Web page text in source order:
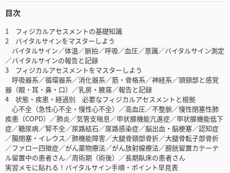
目次
1 フィジカルアセスメントの基礎知識
2 バイタルサインをマスターしよう
バイタルサイン／体温／脈拍／呼吸／血圧／意識／バイタルサイン測定
／バイタルサインの報告と記録
3 フィジカルアセスメントをマスターしよう
呼吸器系／循環器系／消化器系／筋・骨格系／神経系／頭頸部と感覚
器（眼・耳・鼻・口）／乳房・腋窩／報告と記録
4 状態・疾患・経過別 必要なフィジカルアセスメントと根拠
心不全（急性心不全・慢性心不全）／高血圧／不整脈／慢性閉塞性肺
疾患（COPD）／肺炎／気管支喘息／甲状腺機能亢進症／甲状腺機能低下
症／糖尿病／腎不全／尿路結石／尿路感染症／脳出血・脳梗塞／認知症
／腸閉塞・イレウス／肺機能障害／大腿骨頸部骨折／大腿骨転子部骨折
／ファロー四徴症／がん薬物療法／がん放射線療法／膀胱留置カテーテ
ル留置中の患者さん／周術期（術後）／長期臥床の患者さん
実習メモに貼れる！バイタルサイン手順・ポイント早見表